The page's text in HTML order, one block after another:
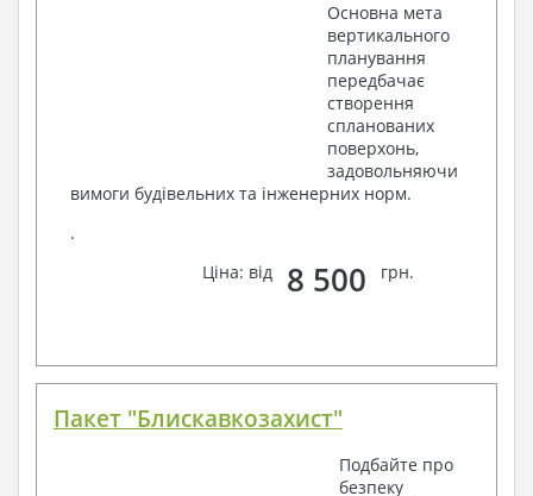
Основна мета
вертикального
планування
передбачає
створення
спланованих
поверхонь,
задовольняючи
вимоги будівельних та інженерних норм.
.
Ціна: від
8 500 грн.
Пакет "Блискавкозахист"
Подбайте про
безпеку